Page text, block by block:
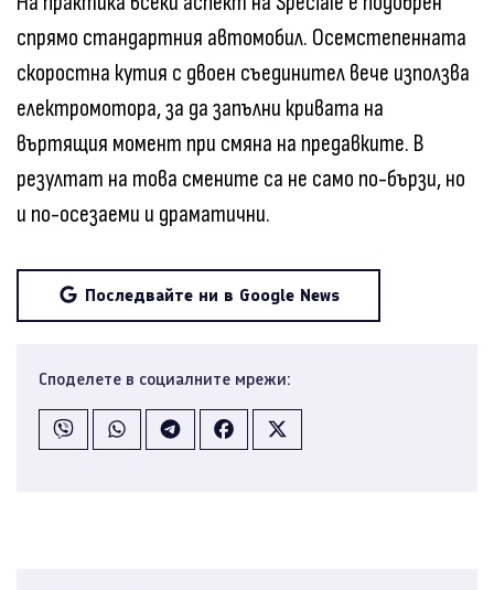
спрямо стандартния автомобил. Осемстепенната
скоростна кутия с двоен съединител вече използва
електромотора, за да запълни кривата на
въртящия момент при смяна на предавките. В
резултат на това смените са не само по-бързи, но
и по-осезаеми и драматични.
Последвайте ни в Google News
Споделете в социалните мрежи: